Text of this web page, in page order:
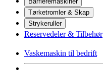
Tørketromler & Skap
Strykeruller
Reservedeler & Tilbehør
Vaskemaskin til bedrift